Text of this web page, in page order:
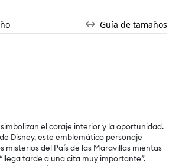
Guía de tamaños
simbolizan el coraje interior y la oportunidad.
Disney, este emblemático personaje
misterios del País de las Maravillas mientas
tarde a una cita muy importante”.